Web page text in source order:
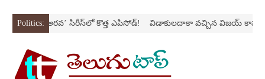
Politics:‘అర‌వ’ సిరీస్‌లో కొత్త ఎపిసోడ్‌! విడాకులదాకా వచ్చిన విజయ్‌ కాపురం